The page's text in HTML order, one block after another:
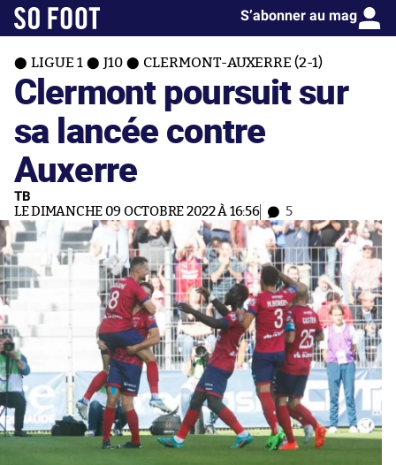
S’abonner au mag
LIGUE 1 J10 CLERMONT-AUXERRE (2-1)
Clermont poursuit sur
sa lancée contre
Auxerre
TB
LE DIMANCHE 09 OCTOBRE 2022 À 16:56 5